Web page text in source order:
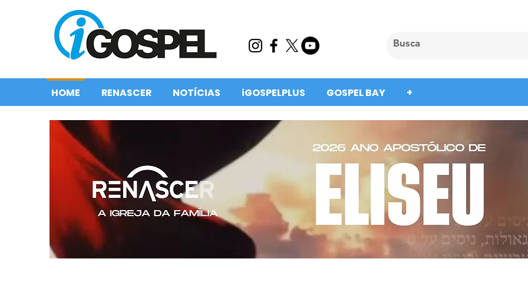
HOME RENASCER NOTÍCIAS iGOSPELPLUS GOSPEL BAY +